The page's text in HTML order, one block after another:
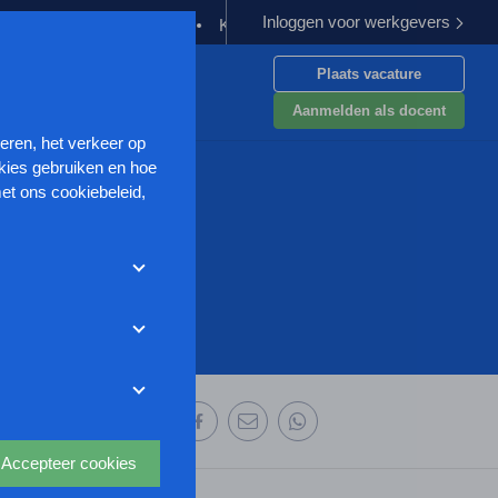
Kabinet werkt aan verbetering aanpak van
Inloggen voor werkgevers
Plaats vacature
Aanmelden als docent
het verkeer op
gebruiken en hoe
ons cookiebeleid,
zonder de
website aan te
uit waarmee onder
Accepteer cookies